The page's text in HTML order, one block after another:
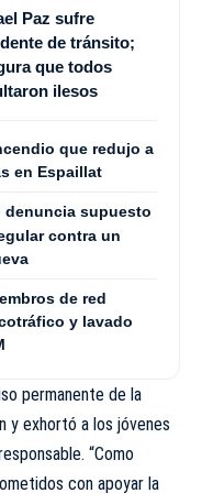
Paz sufre
de tránsito;
que todos
ilesos
que redujo a
en Espaillat
denuncia supuesto
contra un
de red
y lavado
permanente de la
y exhortó a los jóvenes
“Como
con apoyar la